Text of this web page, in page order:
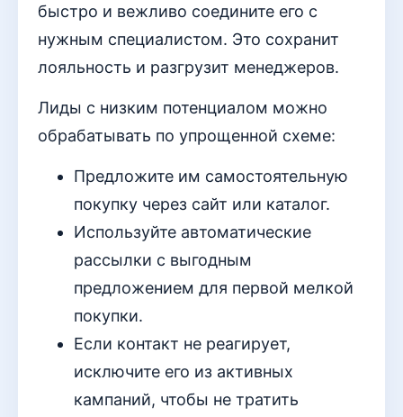
быстро и вежливо соедините его с
нужным специалистом. Это сохранит
лояльность и разгрузит менеджеров.
Лиды с низким потенциалом можно
обрабатывать по упрощенной схеме:
Предложите им самостоятельную
покупку через сайт или каталог.
Используйте автоматические
рассылки с выгодным
предложением для первой мелкой
покупки.
Если контакт не реагирует,
исключите его из активных
кампаний, чтобы не тратить